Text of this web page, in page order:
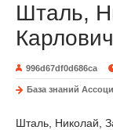
Шталь,
996d67df0d686ca
База знаний
Шталь, Николай,